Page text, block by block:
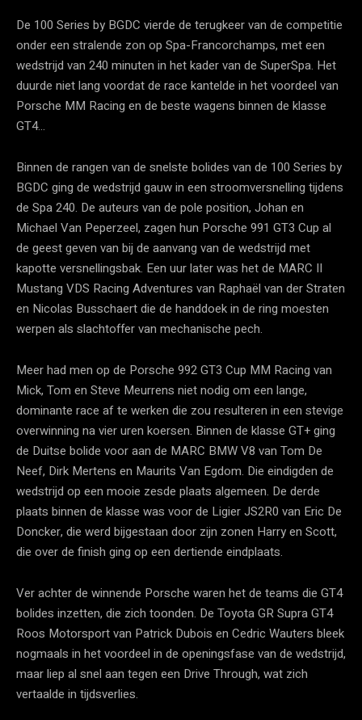
De 100 Series by BGDC vierde de terugkeer van de competitie
onder een stralende zon op Spa-Francorchamps, met een
wedstrijd van 240 minuten in het kader van de SuperSpa. Het
duurde niet lang voordat de race kantelde in het voordeel van
Porsche MM Racing en de beste wagens binnen de klasse
GT4…
Binnen de rangen van de snelste bolides van de 100 Series by
BGDC ging de wedstrijd gauw in een stroomversnelling tijdens
de Spa 240. De auteurs van de pole position, Johan en
Michael Van Peperzeel, zagen hun Porsche 991 GT3 Cup al
de geest geven van bij de aanvang van de wedstrijd met
kapotte versnellingsbak. Een uur later was het de MARC II
Mustang VDS Racing Adventures van Raphaël van der Straten
en Nicolas Busschaert die de handdoek in de ring moesten
werpen als slachtoffer van mechanische pech.
Meer had men op de Porsche 992 GT3 Cup MM Racing van
Mick, Tom en Steve Meurrens niet nodig om een lange,
dominante race af te werken die zou resulteren in een stevige
overwinning na vier uren koersen. Binnen de klasse GT+ ging
de Duitse bolide voor aan de MARC BMW V8 van Tom De
Neef, Dirk Mertens en Maurits Van Egdom. Die eindigden de
wedstrijd op een mooie zesde plaats algemeen. De derde
plaats binnen de klasse was voor de Ligier JS2R0 van Eric De
Doncker, die werd bijgestaan door zijn zonen Harry en Scott,
die over de finish ging op een dertiende eindplaats.
Ver achter de winnende Porsche waren het de teams die GT4
bolides inzetten, die zich toonden. De Toyota GR Supra GT4
Roos Motorsport van Patrick Dubois en Cedric Wauters bleek
nogmaals in het voordeel in de openingsfase van de wedstrijd,
maar liep al snel aan tegen een Drive Through, wat zich
vertaalde in tijdsverlies.